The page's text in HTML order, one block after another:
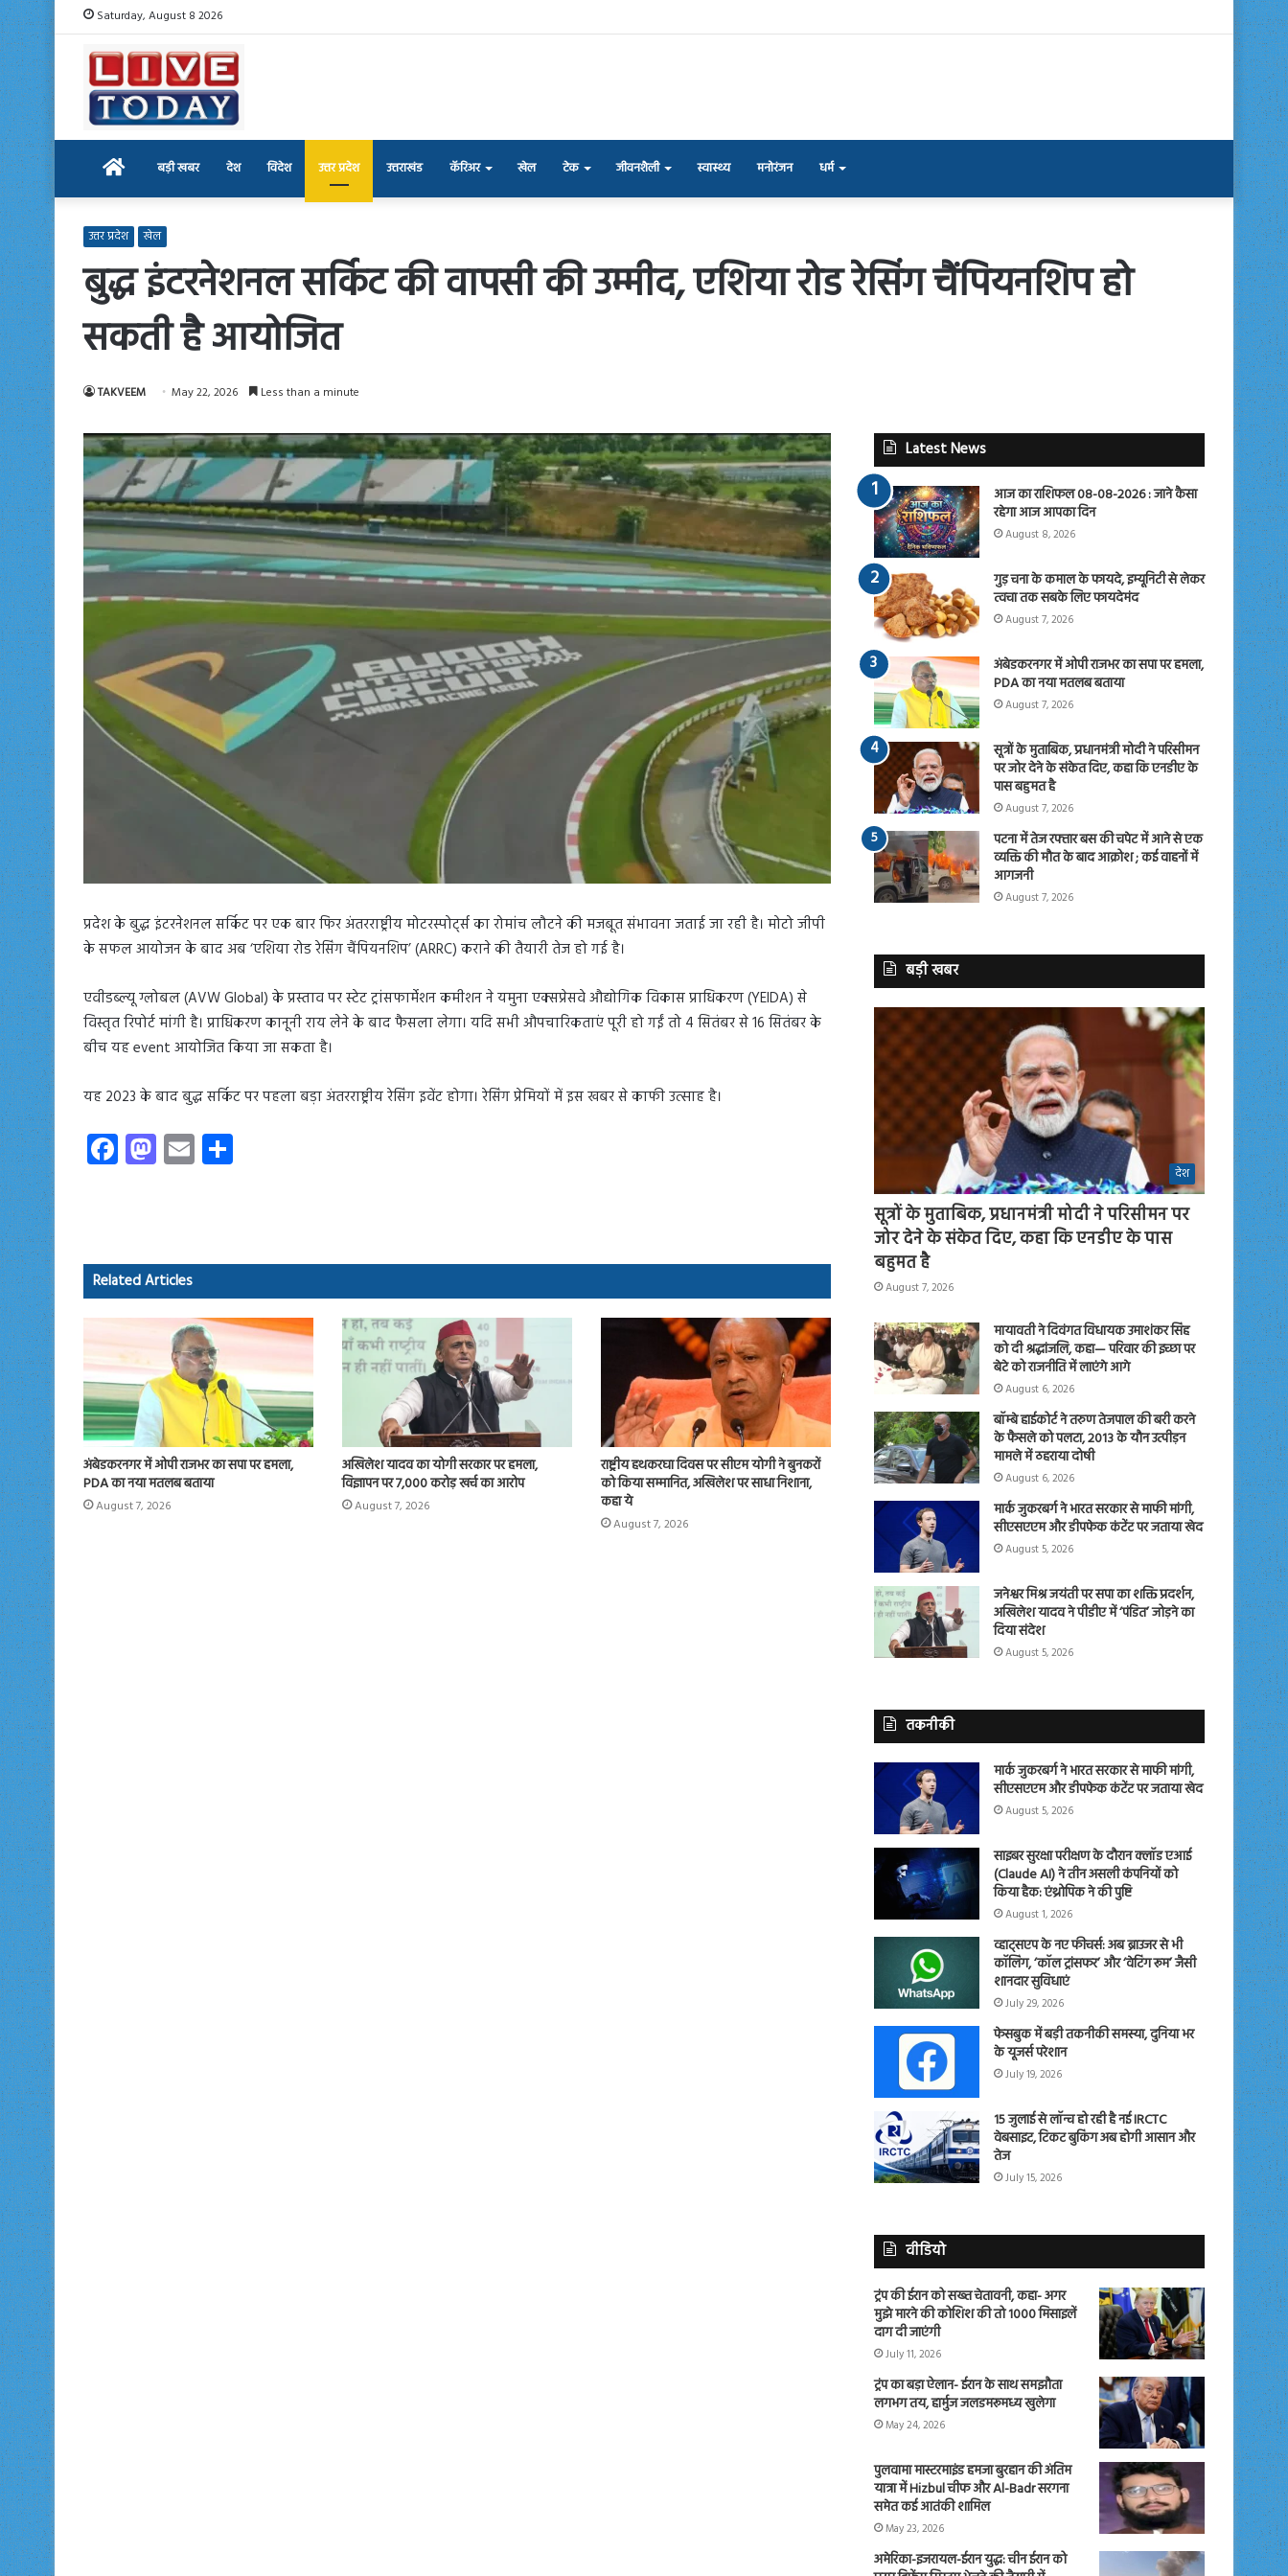
Saturday, August 8 2026
Home बड़ी खबर देश विदेश उत्तर प्रदेश उत्तराखंड कॅरिअर खेल टेक जीवनशैली स्वास्थ्य मनोरंजन धर्म
उत्तर प्रदेश खेल
बुद्ध इंटरनेशनल सर्किट की वापसी की उम्मीद, एशिया रोड रेसिंग चैंपियनशिप हो
सकती है आयोजित
TAKVEEM May 22, 2026 Less than a minute
प्रदेश के बुद्ध इंटरनेशनल सर्किट पर एक बार फिर अंतरराष्ट्रीय मोटरस्पोर्ट्स का रोमांच लौटने की मजबूत संभावना जताई जा रही है। मोटो जीपी
के सफल आयोजन के बाद अब ‘एशिया रोड रेसिंग चैंपियनशिप’ (ARRC) कराने की तैयारी तेज हो गई है।
एवीडब्ल्यू ग्लोबल (AVW Global) के प्रस्ताव पर स्टेट ट्रांसफार्मेशन कमीशन ने यमुना एक्सप्रेसवे औद्योगिक विकास प्राधिकरण (YEIDA) से
विस्तृत रिपोर्ट मांगी है। प्राधिकरण कानूनी राय लेने के बाद फैसला लेगा। यदि सभी औपचारिकताएं पूरी हो गईं तो 4 सितंबर से 16 सितंबर के
बीच यह event आयोजित किया जा सकता है।
यह 2023 के बाद बुद्ध सर्किट पर पहला बड़ा अंतरराष्ट्रीय रेसिंग इवेंट होगा। रेसिंग प्रेमियों में इस खबर से काफी उत्साह है।
Fa
ce
ok
M
as
o
n
E
m
Related Articles
अंबेडकरनगर में ओपी राजभर का सपा पर हमला,
PDA का नया मतलब बताया
August 7, 2026
अखिलेश यादव का योगी सरकार पर हमला,
विज्ञापन पर 7,000 करोड़ खर्च का आरोप
August 7, 2026
राष्ट्रीय हथकरघा दिवस पर सीएम योगी ने बुनकरों
को किया सम्मानित, अखिलेश पर साधा निशाना,
कहा ये
August 7, 2026
Latest News
आज का राशिफल 08-08-2026 : जाने कैसा
रहेगा आज आपका दिन
August 8, 2026
गुड़ चना के कमाल के फायदे, इम्यूनिटी से लेकर
त्वचा तक सबके लिए फायदेमंद
August 7, 2026
अंबेडकरनगर में ओपी राजभर का सपा पर हमला,
PDA का नया मतलब बताया
August 7, 2026
सूत्रों के मुताबिक, प्रधानमंत्री मोदी ने परिसीमन
पर जोर देने के संकेत दिए, कहा कि एनडीए के
पास बहुमत है
August 7, 2026
पटना में तेज रफ्तार बस की चपेट में आने से एक
व्यक्ति की मौत के बाद आक्रोश ; कई वाहनों में
आगजनी
August 7, 2026
बड़ी खबर
देश
सूत्रों के मुताबिक, प्रधानमंत्री मोदी ने परिसीमन पर
जोर देने के संकेत दिए, कहा कि एनडीए के पास
बहुमत है
August 7, 2026
मायावती ने दिवंगत विधायक उमाशंकर सिंह
को दी श्रद्धांजलि, कहा— परिवार की इच्छा पर
बेटे को राजनीति में लाएंगे आगे
August 6, 2026
बॉम्बे हाईकोर्ट ने तरुण तेजपाल की बरी करने
के फैसले को पलटा, 2013 के यौन उत्पीड़न
मामले में ठहराया दोषी
August 6, 2026
मार्क जुकरबर्ग ने भारत सरकार से माफी मांगी,
सीएसएएम और डीपफेक कंटेंट पर जताया खेद
August 5, 2026
जनेश्वर मिश्र जयंती पर सपा का शक्ति प्रदर्शन,
अखिलेश यादव ने पीडीए में ‘पंडित’ जोड़ने का
दिया संदेश
August 5, 2026
तकनीकी
मार्क जुकरबर्ग ने भारत सरकार से माफी मांगी,
सीएसएएम और डीपफेक कंटेंट पर जताया खेद
August 5, 2026
साइबर सुरक्षा परीक्षण के दौरान क्लॉड एआई
(Claude AI) ने तीन असली कंपनियों को
किया हैक: एंथ्रोपिक ने की पुष्टि
August 1, 2026
व्हाट्सएप के नए फीचर्स: अब ब्राउजर से भी
कॉलिंग, ‘कॉल ट्रांसफर’ और ‘वेटिंग रूम’ जैसी
शानदार सुविधाएं
July 29, 2026
फेसबुक में बड़ी तकनीकी समस्या, दुनिया भर
के यूजर्स परेशान
July 19, 2026
15 जुलाई से लॉन्च हो रही है नई IRCTC
वेबसाइट, टिकट बुकिंग अब होगी आसान और
तेज
July 15, 2026
वीडियो
ट्रंप की ईरान को सख्त चेतावनी, कहा- अगर
मुझे मारने की कोशिश की तो 1000 मिसाइलें
दाग दी जाएंगी
July 11, 2026
ट्रंप का बड़ा ऐलान- ईरान के साथ समझौता
लगभग तय, हार्मुज जलडमरूमध्य खुलेगा
May 24, 2026
पुलवामा मास्टरमाइंड हमजा बुरहान की अंतिम
यात्रा में Hizbul चीफ और Al-Badr सरगना
समेत कई आतंकी शामिल
May 23, 2026
अमेरिका-इजरायल-ईरान युद्ध: चीन ईरान को